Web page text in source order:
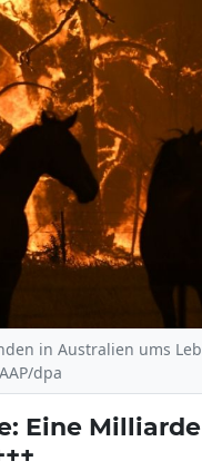
in Australien ums
dpa
Eine